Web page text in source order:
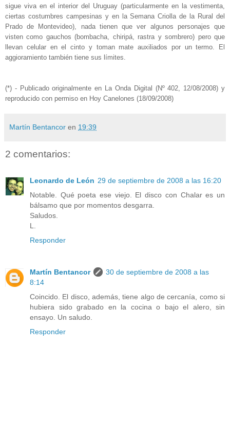
sigue viva en el interior del Uruguay (particularmente en la vestimenta,
ciertas costumbres campesinas y en la Semana Criolla de la Rural del
Prado de Montevideo), nada tienen que ver algunos personajes que
visten como gauchos (bombacha, chiripá, rastra y sombrero) pero que
llevan celular en el cinto y toman mate auxiliados por un termo. El
aggioramiento también tiene sus límites.
(*) - Publicado originalmente en La Onda Digital (Nº 402, 12/08/2008) y
reproducido con permiso en Hoy Canelones (18/09/2008)
Martín Bentancor en 19:39
2 comentarios:
Leonardo de León 29 de septiembre de 2008 a las 16:20
Notable. Qué poeta ese viejo. El disco con Chalar es un
bálsamo que por momentos desgarra.
Saludos.
L.
Responder
Martín Bentancor
30 de septiembre de 2008 a las
8:14
Coincido. El disco, además, tiene algo de cercanía, como si
hubiera sido grabado en la cocina o bajo el alero, sin
ensayo. Un saludo.
Responder